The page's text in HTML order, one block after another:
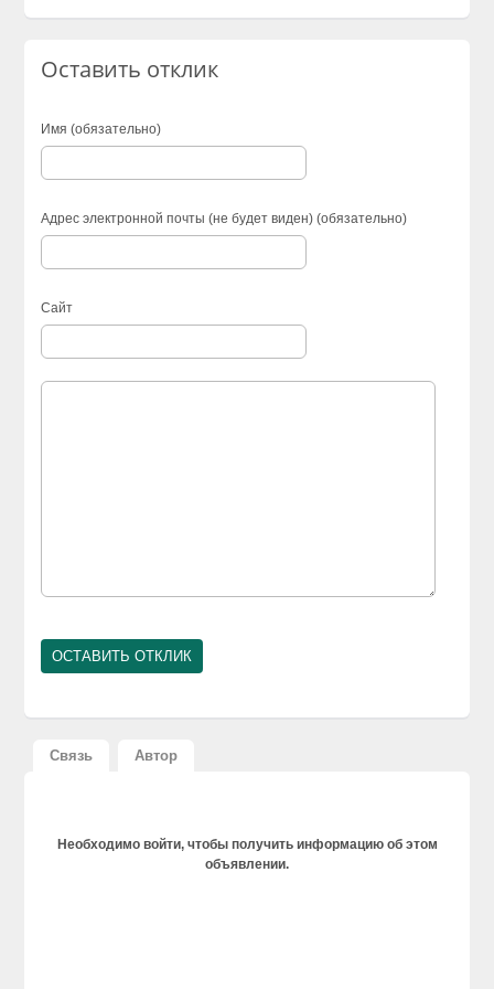
Оставить отклик
Имя (обязательно)
Адрес электронной почты (не будет виден) (обязательно)
Сайт
Связь Автор
Необходимо войти, чтобы получить информацию об этом
объявлении.